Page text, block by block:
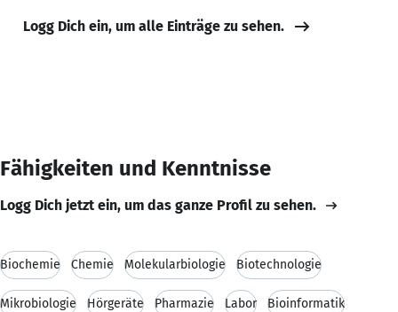
Logg Dich ein, um alle Einträge zu sehen.
Fähigkeiten und Kenntnisse
Logg Dich jetzt ein, um das ganze Profil zu sehen.
Biochemie Chemie Molekularbiologie Biotechnologie
Mikrobiologie Hörgeräte Pharmazie Labor Bioinformatik